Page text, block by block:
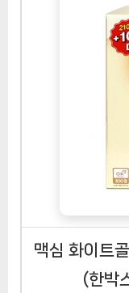
맥심 화이트
(한박